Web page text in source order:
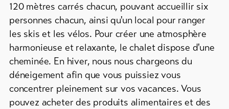
Shops
l'aperçu
Forfaits
de ski
120 mètres carrés chacun, pouvant accueillir six
personnes chacun, ainsi qu'un local pour ranger
les skis et les vélos. Pour créer une atmosphère
harmonieuse et relaxante, le chalet dispose d'une
cheminée. En hiver, nous nous chargeons du
déneigement afin que vous puissiez vous
concentrer pleinement sur vos vacances. Vous
pouvez acheter des produits alimentaires et des